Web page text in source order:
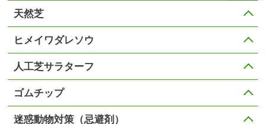
天然芝
ヒメイワダレソウ
人工芝サラターフ
ゴムチップ
迷惑動物対策（忌避剤）